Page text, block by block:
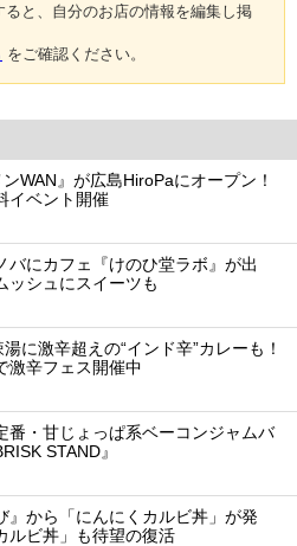
と、自分のお店の情報を編集し掲
をご確認ください。
WAN』が広島HiroPaにオープン！
イベント開催
バにカフェ『けのひ堂ラボ』が出
ッシュにスイーツも
に激辛超えの“インド辛”カレーも！
激辛フェス開催中
番・甘じょっぱ系ベーコンジャムバ
STAND』
』から「にんにくカルビ丼」が発
ルビ丼」も待望の復活